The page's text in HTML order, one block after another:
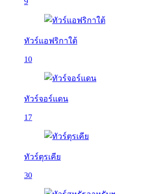
ทัวร์แอฟริกาใต้
10
ทัวร์จอร์แดน
17
ทัวร์ตุรเคีย
30